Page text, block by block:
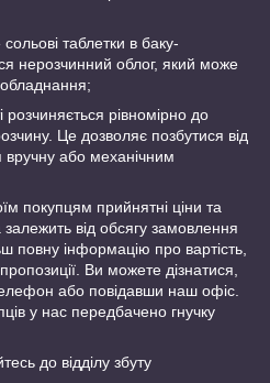
таблетки в баку-
нерозчинний облог, який може
розчиняється рівномірно до
Це дозволяє позбутися від
вручну або механічним
покупцям прийнятні ціни та
залежить від обсягу замовлення
повну інформацію про вартість,
Ви можете дізнатися,
або повідавши наш офіс.
у нас передбачено гнучку
до відділу збуту